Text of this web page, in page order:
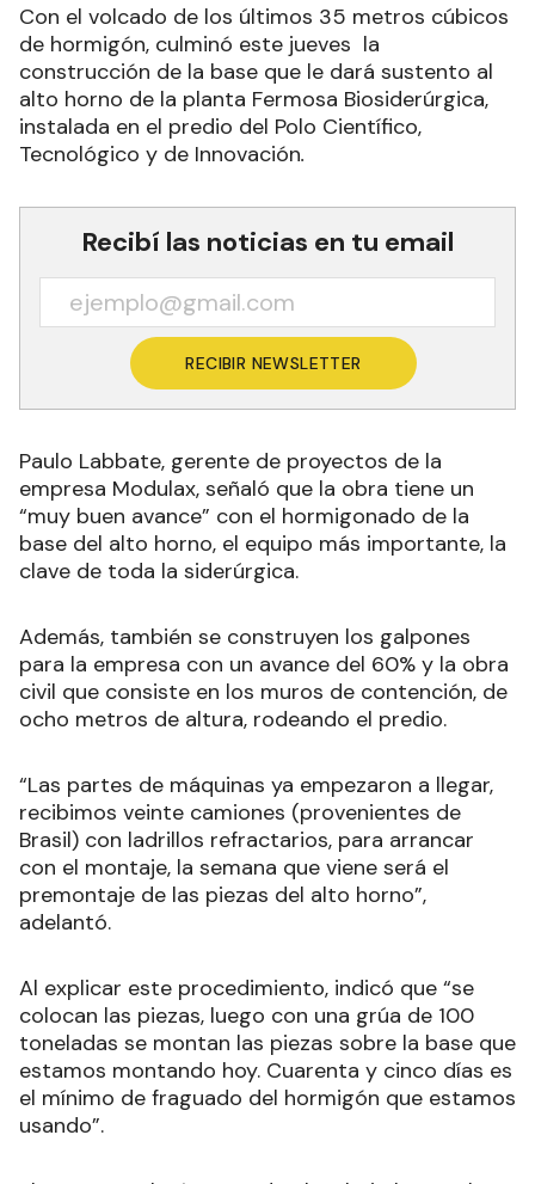
Con el volcado de los últimos 35 metros cúbicos
de hormigón, culminó este jueves la
construcción de la base que le dará sustento al
alto horno de la planta Fermosa Biosiderúrgica,
instalada en el predio del Polo Científico,
Tecnológico y de Innovación.
Recibí las noticias en tu email
RECIBIR NEWSLETTER
Paulo Labbate, gerente de proyectos de la
empresa Modulax, señaló que la obra tiene un
“muy buen avance” con el hormigonado de la
base del alto horno, el equipo más importante, la
clave de toda la siderúrgica.
Además, también se construyen los galpones
para la empresa con un avance del 60% y la obra
civil que consiste en los muros de contención, de
ocho metros de altura, rodeando el predio.
“Las partes de máquinas ya empezaron a llegar,
recibimos veinte camiones (provenientes de
Brasil) con ladrillos refractarios, para arrancar
con el montaje, la semana que viene será el
premontaje de las piezas del alto horno”,
adelantó.
Al explicar este procedimiento, indicó que “se
colocan las piezas, luego con una grúa de 100
toneladas se montan las piezas sobre la base que
estamos montando hoy. Cuarenta y cinco días es
el mínimo de fraguado del hormigón que estamos
usando”.